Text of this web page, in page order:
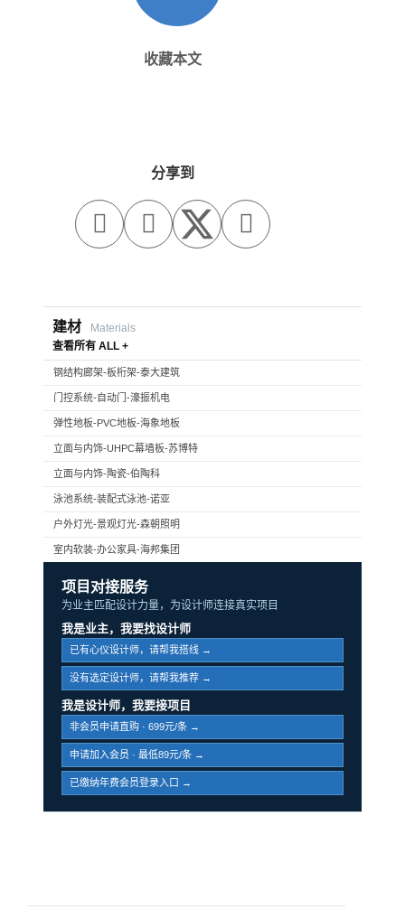
收藏本文
分享到
  
建材
Materials
查看所有 ALL +
钢结构廊架-板桁架-泰大建筑
门控系统-自动门-濠振机电
弹性地板-PVC地板-海象地板
立面与内饰-UHPC幕墙板-苏博特
立面与内饰-陶瓷-伯陶科
泳池系统-装配式泳池-诺亚
户外灯光-景观灯光-森朝照明
室内软装-办公家具-海邦集团
项目对接服务
为业主匹配设计力量，为设计师连接真实项目
我是业主，我要找设计师
已有心仪设计师，请帮我搭线 →
没有选定设计师，请帮我推荐 →
我是设计师，我要接项目
非会员申请直购 · 699元/条 →
申请加入会员 · 最低89元/条 →
已缴纳年费会员登录入口 →